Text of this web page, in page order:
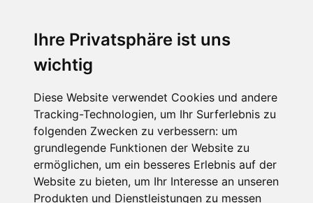
Ihre Privatsphäre ist uns
wichtig
Diese Website verwendet Cookies und andere
Tracking-Technologien, um Ihr Surferlebnis zu
folgenden Zwecken zu verbessern: um
grundlegende Funktionen der Website zu
ermöglichen, um ein besseres Erlebnis auf der
Website zu bieten, um Ihr Interesse an unseren
Produkten und Dienstleistungen zu messen
SCHNEEHÖHEN SKI APP
Die Schneehoehen Ski APP für iOS und Android - Ein
Muss für alle Wintersportler und Schneefreaks!